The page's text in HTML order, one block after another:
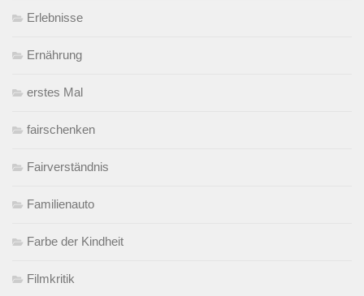
Erlebnisse
Ernährung
erstes Mal
fairschenken
Fairverständnis
Familienauto
Farbe der Kindheit
Filmkritik